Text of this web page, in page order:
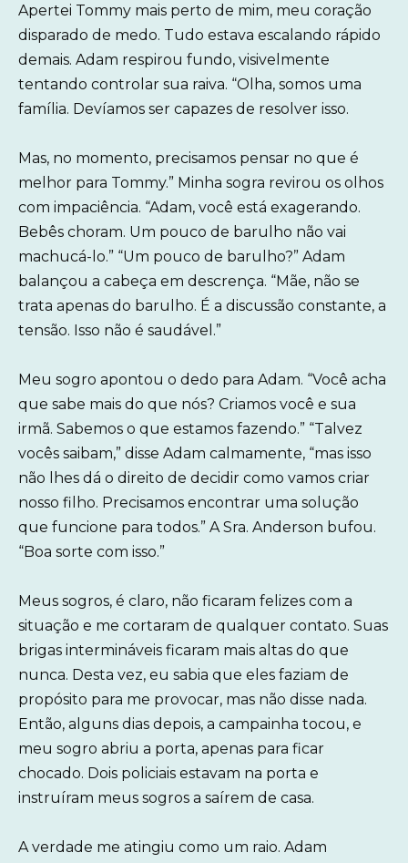
Apertei Tommy mais perto de mim, meu coração
disparado de medo. Tudo estava escalando rápido
demais. Adam respirou fundo, visivelmente
tentando controlar sua raiva. “Olha, somos uma
família. Devíamos ser capazes de resolver isso.
Mas, no momento, precisamos pensar no que é
melhor para Tommy.” Minha sogra revirou os olhos
com impaciência. “Adam, você está exagerando.
Bebês choram. Um pouco de barulho não vai
machucá-lo.” “Um pouco de barulho?” Adam
balançou a cabeça em descrença. “Mãe, não se
trata apenas do barulho. É a discussão constante, a
tensão. Isso não é saudável.”
Meu sogro apontou o dedo para Adam. “Você acha
que sabe mais do que nós? Criamos você e sua
irmã. Sabemos o que estamos fazendo.” “Talvez
vocês saibam,” disse Adam calmamente, “mas isso
não lhes dá o direito de decidir como vamos criar
nosso filho. Precisamos encontrar uma solução
que funcione para todos.” A Sra. Anderson bufou.
“Boa sorte com isso.”
Meus sogros, é claro, não ficaram felizes com a
situação e me cortaram de qualquer contato. Suas
brigas intermináveis ficaram mais altas do que
nunca. Desta vez, eu sabia que eles faziam de
propósito para me provocar, mas não disse nada.
Então, alguns dias depois, a campainha tocou, e
meu sogro abriu a porta, apenas para ficar
chocado. Dois policiais estavam na porta e
instruíram meus sogros a saírem de casa.
A verdade me atingiu como um raio. Adam